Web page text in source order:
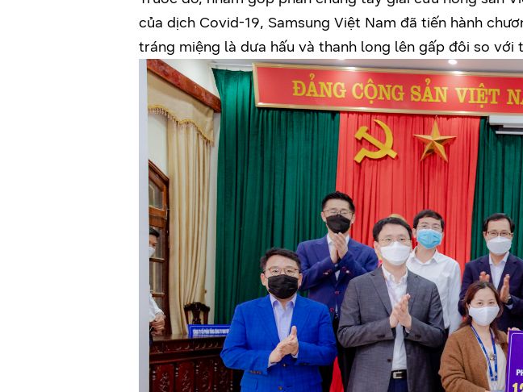
của dịch Covid-19, Samsung Việt Nam đã tiến hành
tráng miệng là dưa hấu và thanh long lên gấp đôi so với